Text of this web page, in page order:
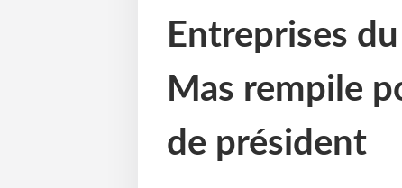
Entreprises
Mas rempile
de président